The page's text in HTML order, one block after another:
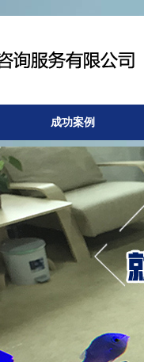
成功案例